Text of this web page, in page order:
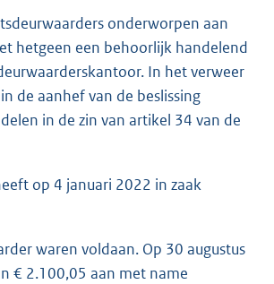
onderworpen aan
hetgeen een behoorlijk handelend
In het verweer
de aanhef van de beslissing
in de zin van artikel 34 van de
op 4 januari 2022 in zaak
waren voldaan. Op 30 augustus
€ 2.100,05 aan met name